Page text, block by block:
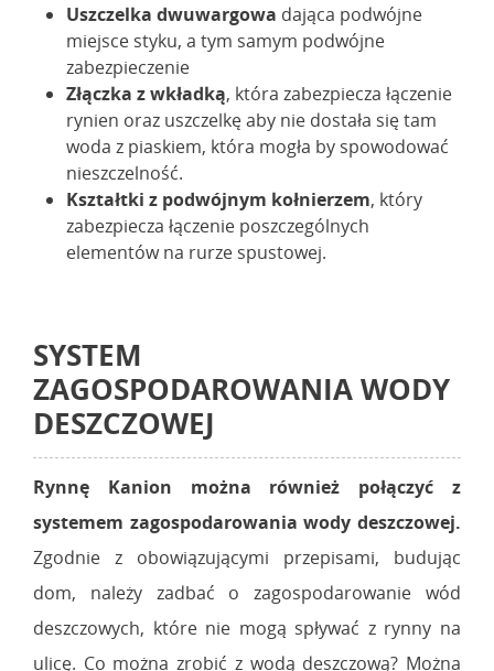
Uszczelka dwuwargowa dająca podwójne
miejsce styku, a tym samym podwójne
zabezpieczenie
Złączka z wkładką, która zabezpiecza łączenie
rynien oraz uszczelkę aby nie dostała się tam
woda z piaskiem, która mogła by spowodować
nieszczelność.
Kształtki z podwójnym kołnierzem, który
zabezpiecza łączenie poszczególnych
elementów na rurze spustowej.
SYSTEM
ZAGOSPODAROWANIA WODY
DESZCZOWEJ
Rynnę Kanion można również połączyć z
systemem zagospodarowania wody deszczowej.
Zgodnie z obowiązującymi przepisami, budując
dom, należy zadbać o zagospodarowanie wód
deszczowych, które nie mogą spływać z rynny na
ulicę. Co można zrobić z wodą deszczową? Można